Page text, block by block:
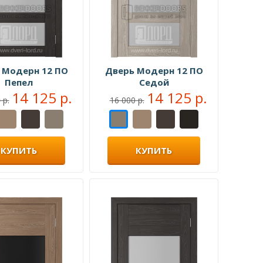
Модерн 12 ПО
Пепел
р. 14 125 р.
КУПИТЬ
Дверь Модерн 12 ПО
Седой
16 000 р. 14 125 р.
КУПИТЬ